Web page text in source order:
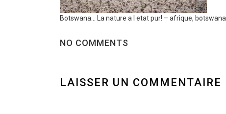
Botswana… La nature a l etat pur! – afrique, botswana
NO COMMENTS
LAISSER UN COMMENTAIRE